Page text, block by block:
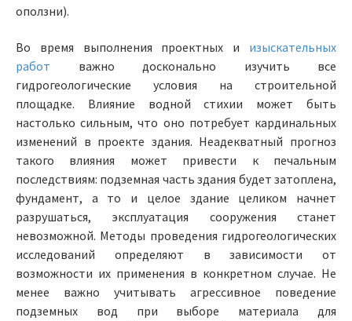
оползни).
Во время выполнения проектных и изыскательных
работ важно досконально изучить все
гидрогеологические условия на строительной
площадке. Влияние водной стихии может быть
настолько сильным, что оно потребует кардинальных
изменений в проекте здания. Неадекватный прогноз
такого влияния может привести к печальным
последствиям: подземная часть здания будет затоплена,
фундамент, а то и целое здание целиком начнет
разрушаться, эксплуатация сооружения станет
невозможной. Методы проведения гидрогеологических
исследований определяют в зависимости от
возможности их применения в конкретном случае. Не
менее важно учитывать агрессивное поведение
подземных вод при выборе материала для